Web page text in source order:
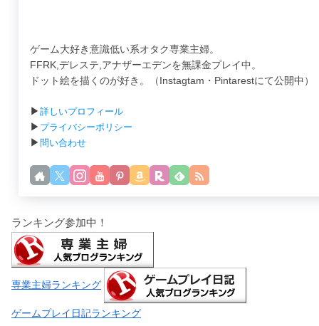
ゲーム大好き意識低い系オタク専業主婦。
FFRK,デレステ,アナザーエデンを無課金プレイ中。
ドット絵を描くのが好き。（Instagtam・Pintarestにて公開中）
▶ 詳しいプロフィール
▶ プライバシーポリシー
▶ 問い合わせ
ランキング参加中！
専業主婦ランキング
ゲームプレイ日記ランキング